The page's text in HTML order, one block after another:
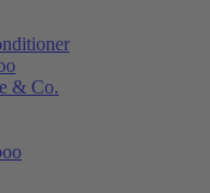
& Co.